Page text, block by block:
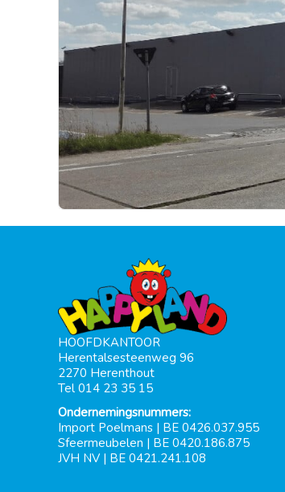
HOOFDKANTOOR
Herentalsesteenweg 96
2270 Herenthout
Tel 014 23 35 15
Ondernemingsnummers:
Import Poelmans | BE 0426.037.955
Sfeermeubelen | BE 0420.186.875
JVH NV | BE 0421.241.108